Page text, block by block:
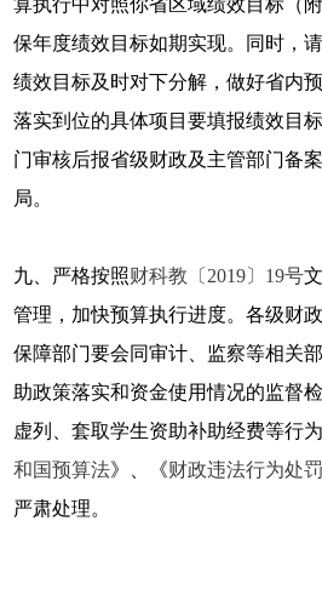
算执行中对照你省区域绩效目标（
保年度绩效目标如期实现。同时，
绩效目标及时对下分解，做好省内
落实到位的具体项目要填报绩效目
门审核后报省级财政及主管部门备
局。
九、严格按照财科教〔2019〕19号
管理，加快预算执行进度。各级财
保障部门要会同审计、监察等相关
助政策落实和资金使用情况的监督
虚列、套取学生资助补助经费等行
和国预算法》、《财政违法行为处
严肃处理。